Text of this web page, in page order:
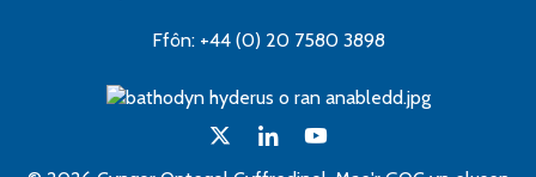
Ffôn: +44 (0) 20 7580 3898